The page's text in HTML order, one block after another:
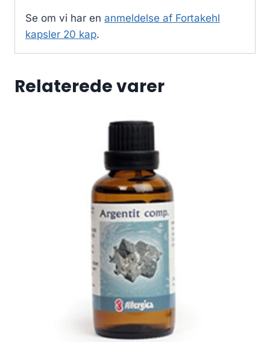
Se om vi har en anmeldelse af Fortakehl
kapsler 20 kap.
Relaterede varer